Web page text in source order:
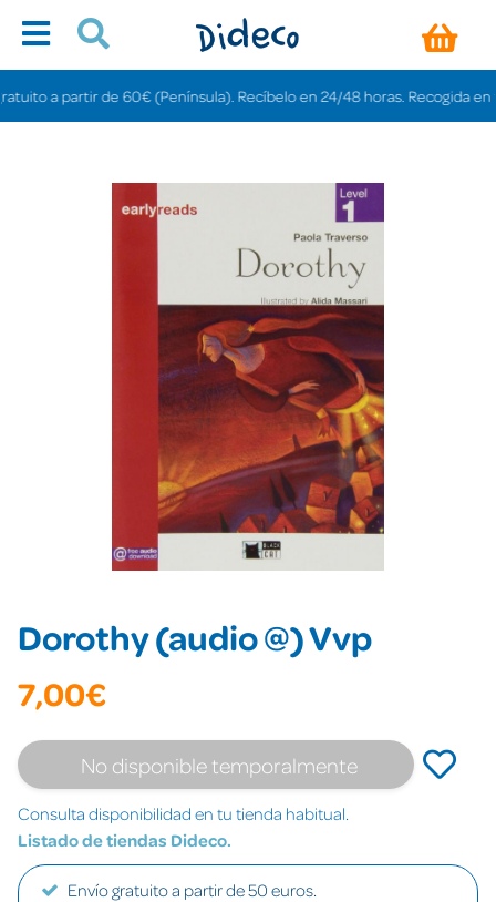
a partir de 60€ (Península). Recíbelo en 24/48 horas. Recogida en
Dorothy (audio @) Vvp
7,00€
No disponible temporalmente
Consulta disponibilidad en tu tienda habitual.
Listado de tiendas Dideco.
Envío gratuito a partir de 50 euros.